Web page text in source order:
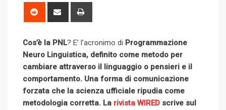
e
+
d
I
n
l
e
U
p
o
n
r
r
e
s
t
e
d
i
t
h
r
e
v
i
a
E
r
n
t
Cos’è la PNL? E’ l’acronimo di Programmazione
Neuro Linguistica, definito come metodo per
cambiare attraverso il linguaggio o pensieri e il
comportamento. Una forma di comunicazione
forzata che la scienza ufficiale ripudia come
metodologia corretta. La rivista WIRED scrive sul